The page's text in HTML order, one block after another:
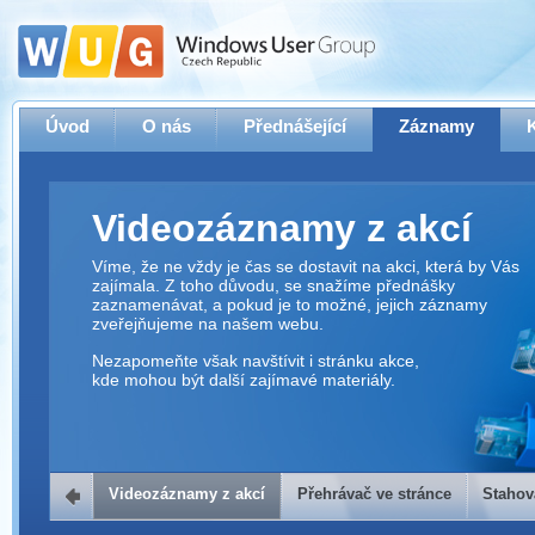
Úvod O nás Přednášející Záznamy
Videozáznamy z akcí
Víme, že ne vždy je čas se dostavit na akci, která by Vás
zajímala. Z toho důvodu, se snažíme přednášky
zaznamenávat, a pokud je to možné, jejich záznamy
zveřejňujeme na našem webu.
Nezapomeňte však navštívit i stránku akce,
kde mohou být další zajímavé materiály.
Přehrávač ve stránce
Videozáznamy z akcí Přehrávač ve stránce